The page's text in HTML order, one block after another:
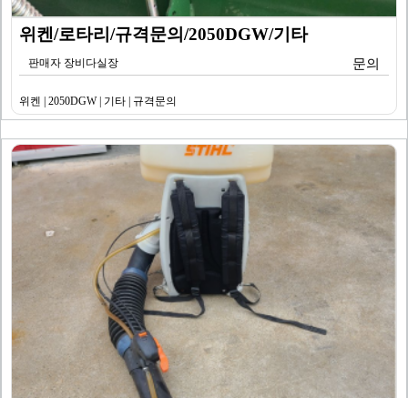
위켄/로타리/규격문의/2050DGW/기타
판매자 장비다실장 문의
위켄 | 2050DGW | 기타 | 규격문의